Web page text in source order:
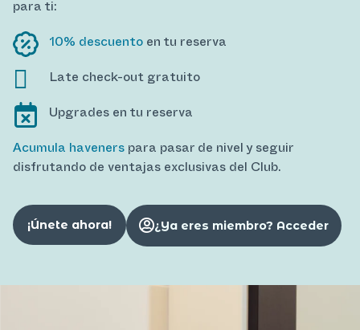
para ti:
10% descuento en tu reserva
Late check-out gratuito
Upgrades en tu reserva
Acumula haveners para pasar de nivel y seguir
disfrutando de ventajas exclusivas del Club.
¡Únete ahora! ¿Ya eres miembro? Acceder